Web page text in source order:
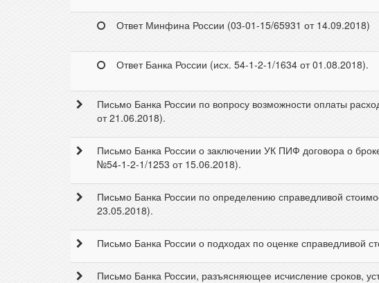
Ответ Минфина России (03-01-15/65931 от 14.09.2018)
Ответ Банка России (исх. 54-1-2-1/1634 от 01.08.2018).
Письмо Банка России по вопросу возможности оплаты
от 21.06.2018).
Письмо Банка России о заключении УК ПИФ договора о
№54-1-2-1/1253 от 15.06.2018).
Письмо Банка России по определению справедливой
23.05.2018).
Письмо Банка России о подходах по оценке справедливой
Письмо Банка России, разъясняющее исчисление сроков,